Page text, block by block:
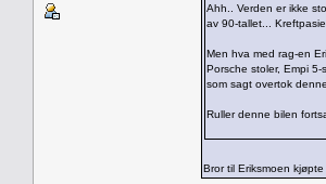
Ahh.. Verden er ikke
av 90-tallet...
Men hva med rag-en
Porsche stoler, Empi
som sagt overtok denne.
Ruller denne bilen
Bror til Eriksmoen